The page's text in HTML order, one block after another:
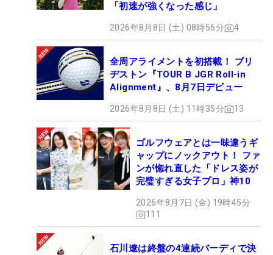
「初速が強くなった感じ」
2026年8月8日 (土) 08時56分 4
全周アライメントを初搭載！ ブリ
ヂストン『TOUR B JGR Roll-in
Alignment』、8月7日デビュー
2026年8月8日 (土) 11時35分 13
ゴルフウェアとは一味違うギ
ャップにノックアウト！ ファ
ンが惚れ直した「ドレス姿が
完璧すぎる女子プロ」神10
2026年8月7日 (金) 19時45分
111
石川遼は終盤の4連続バーディで決